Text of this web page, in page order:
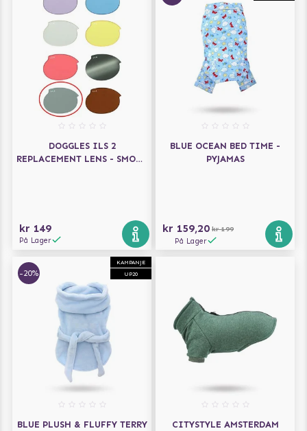
DOGGLES ILS 2
REPLACEMENT LENS - SMOKE
kr 149
På Lager
BLUE OCEAN BED TIME -
PYJAMAS
kr 159,20 kr 199
På Lager
KAMPANJE
UP20
-20%
BLUE PLUSH & FLUFFY TERRY
CITYSTYLE AMSTERDAM